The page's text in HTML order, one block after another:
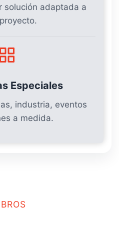
solución adaptada a
Especiales
industria, eventos
a medida.